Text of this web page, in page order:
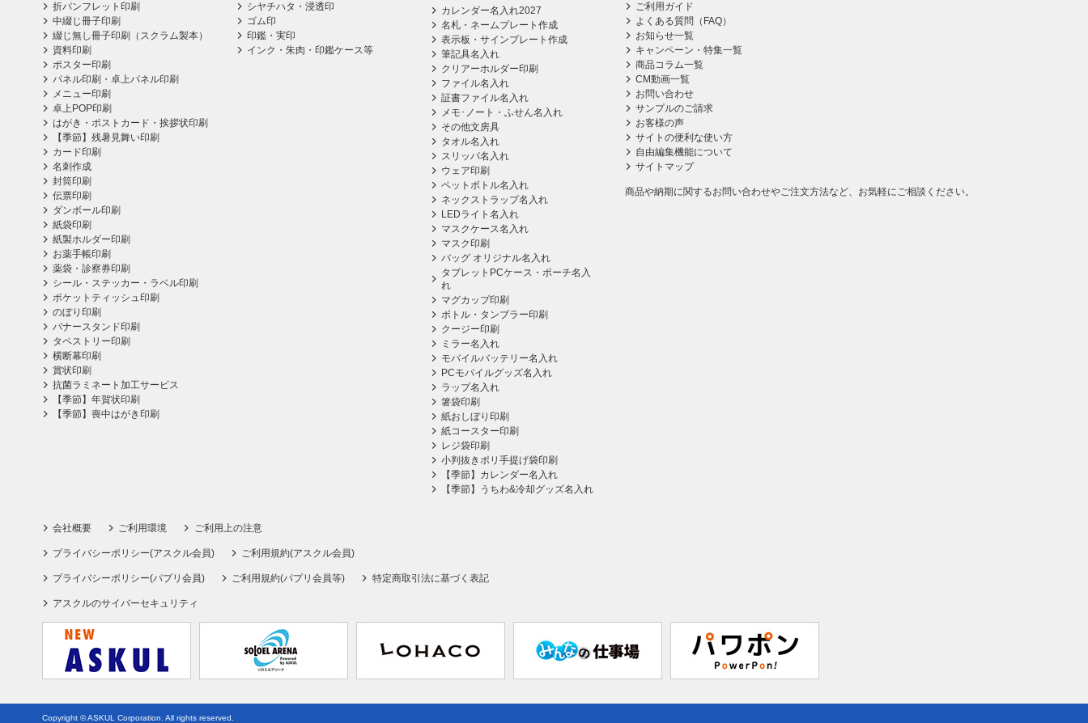
折パンフレット印刷
中綴じ冊子印刷
綴じ無し冊子印刷（スクラム製本）
資料印刷
ポスター印刷
パネル印刷・卓上パネル印刷
メニュー印刷
卓上POP印刷
はがき・ポストカード・挨拶状印刷
【季節】残暑見舞い印刷
カード印刷
名刺作成
封筒印刷
伝票印刷
ダンボール印刷
紙袋印刷
紙製ホルダー印刷
お薬手帳印刷
薬袋・診察券印刷
シール・ステッカー・ラベル印刷
ポケットティッシュ印刷
のぼり印刷
バナースタンド印刷
タペストリー印刷
横断幕印刷
賞状印刷
抗菌ラミネート加工サービス
【季節】年賀状印刷
【季節】喪中はがき印刷
シヤチハタ・浸透印
ゴム印
印鑑・実印
インク・朱肉・印鑑ケース等
カレンダー名入れ2027
名札・ネームプレート作成
表示板・サインプレート作成
筆記具名入れ
クリアーホルダー印刷
ファイル名入れ
証書ファイル名入れ
メモ･ノート・ふせん名入れ
その他文房具
タオル名入れ
スリッパ名入れ
ウェア印刷
ペットボトル名入れ
ネックストラップ名入れ
LEDライト名入れ
マスクケース名入れ
マスク印刷
バッグ オリジナル名入れ
タブレットPCケース・ポーチ名入
れ
マグカップ印刷
ボトル・タンブラー印刷
クージー印刷
ミラー名入れ
モバイルバッテリー名入れ
PCモバイルグッズ名入れ
ラップ名入れ
箸袋印刷
紙おしぼり印刷
紙コースター印刷
レジ袋印刷
小判抜きポリ手提げ袋印刷
【季節】カレンダー名入れ
【季節】うちわ&冷却グッズ名入れ
ご利用ガイド
よくある質問（FAQ）
お知らせ一覧
キャンペーン・特集一覧
商品コラム一覧
CM動画一覧
お問い合わせ
サンプルのご請求
お客様の声
サイトの便利な使い方
自由編集機能について
サイトマップ
商品や納期に関するお問い合わせやご注文方法など、お気軽にご相談ください。
会社概要 ご利用環境 ご利用上の注意
プライバシーポリシー(アスクル会員) ご利用規約(アスクル会員)
プライバシーポリシー(パプリ会員) ご利用規約(パプリ会員等) 特定商取引法に基づく表記
アスクルのサイバーセキュリティ
Copyright © ASKUL Corporation. All rights reserved.